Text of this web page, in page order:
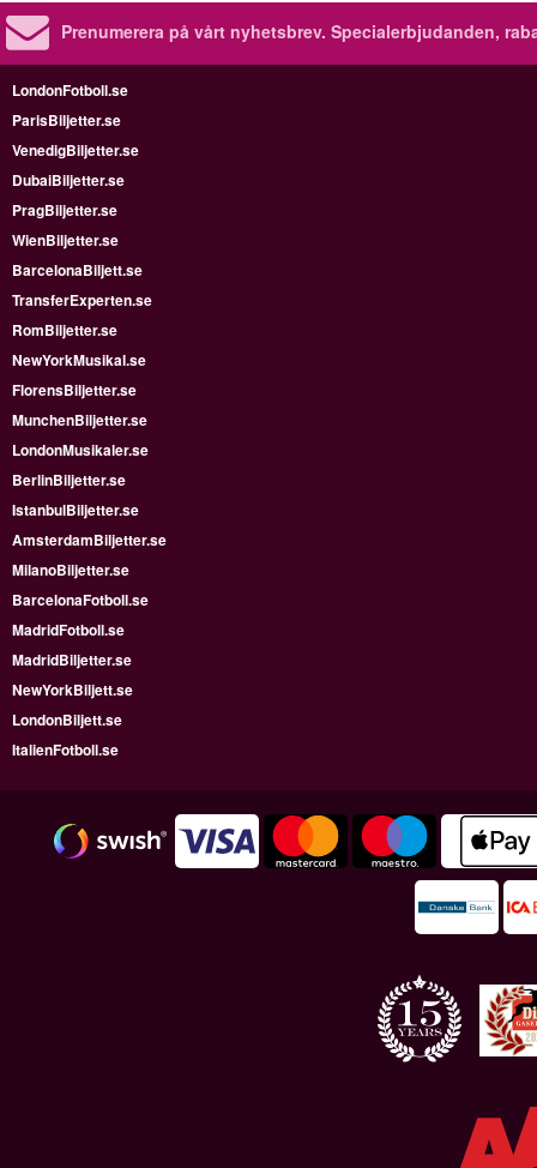
Prenumerera på vårt nyhetsbrev. Specialerbjudanden,
LondonFotboll.se
ParisBiljetter.se
VenedigBiljetter.se
DubaiBiljetter.se
PragBiljetter.se
WienBiljetter.se
BarcelonaBiljett.se
TransferExperten.se
RomBiljetter.se
NewYorkMusikal.se
FlorensBiljetter.se
MunchenBiljetter.se
LondonMusikaler.se
BerlinBiljetter.se
IstanbulBiljetter.se
AmsterdamBiljetter.se
MilanoBiljetter.se
BarcelonaFotboll.se
MadridFotboll.se
MadridBiljetter.se
NewYorkBiljett.se
LondonBiljett.se
ItalienFotboll.se